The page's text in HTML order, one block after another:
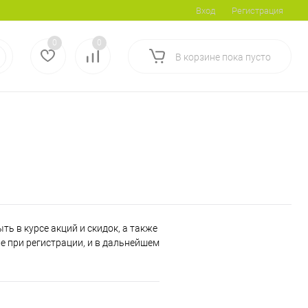
Вход Регистрация
0 0
В корзине пока пусто
в курсе акций и скидок, а также
при регистрации, и в дальнейшем